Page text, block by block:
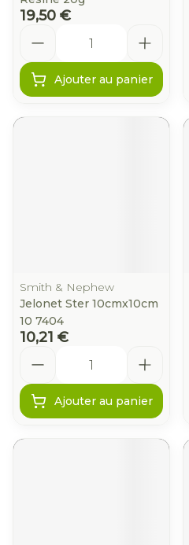
19,50 €
Ajouter au panier
Smith & Nephew
Jelonet Ster 10cmx10cm
10 7404
10,21 €
Ajouter au panier